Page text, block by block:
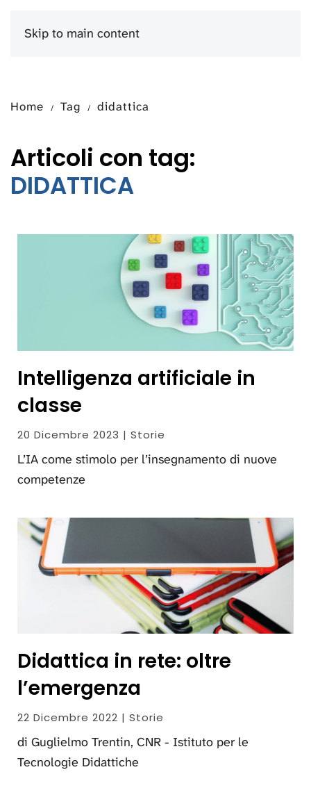
Skip to main content
Home Tag didattica
Articoli con tag:
DIDATTICA
Intelligenza artificiale in
classe
20 Dicembre 2023 | Storie
L’IA come stimolo per l’insegnamento di nuove
competenze
Didattica in rete: oltre
l’emergenza
22 Dicembre 2022 | Storie
di Guglielmo Trentin, CNR - Istituto per le
Tecnologie Didattiche